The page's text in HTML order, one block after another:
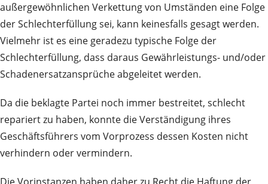
außergewöhnlichen Verkettung von Umständen eine Folge
der Schlechterfüllung sei, kann keinesfalls gesagt werden.
Vielmehr ist es eine geradezu typische Folge der
Schlechterfüllung, dass daraus Gewährleistungs- und/oder
Schadenersatzansprüche abgeleitet werden.
Da die beklagte Partei noch immer bestreitet, schlecht
repariert zu haben, konnte die Verständigung ihres
Geschäftsführers vom Vorprozess dessen Kosten nicht
verhindern oder vermindern.